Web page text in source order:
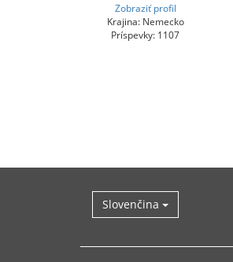
Zobraziť profil
Krajina: Nemecko
Príspevky: 1107
Slovenčina